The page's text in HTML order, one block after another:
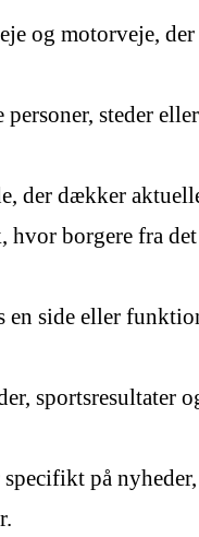
og motorveje,
steder
der dækker
borgere fra
side eller
på